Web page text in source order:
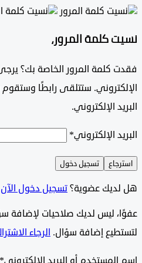
كلمة المرور،
كلمة المرور الخاصة بك؟ يرجى
ستتلقى رابطًا وستقوم
الإلكتروني.
الإلكتروني*
تسجيل دخول
عضوية؟تسجيل دخول الآن
ليس لديك صلاحيات لإضافة سؤال,
إضافة سؤال.الرجاء الاشتراك